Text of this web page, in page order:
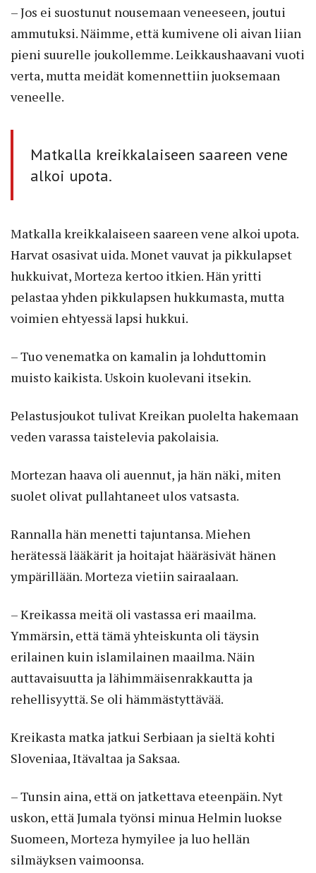
– Jos ei suostunut nousemaan veneeseen, joutui
ammutuksi. Näimme, että kumivene oli aivan liian
pieni suurelle joukollemme. Leikkaushaavani vuoti
verta, mutta meidät komennettiin juoksemaan
veneelle.
Matkalla kreikkalaiseen saareen vene
alkoi upota.
Matkalla kreikkalaiseen saareen vene alkoi upota.
Harvat osasivat uida. Monet vauvat ja pikkulapset
hukkuivat, Morteza kertoo itkien. Hän yritti
pelastaa yhden pikkulapsen hukkumasta, mutta
voimien ehtyessä lapsi hukkui.
– Tuo venematka on kamalin ja lohduttomin
muisto kaikista. Uskoin kuolevani itsekin.
Pelastusjoukot tulivat Kreikan puolelta hakemaan
veden varassa taistelevia pakolaisia.
Mortezan haava oli auennut, ja hän näki, miten
suolet olivat pullahtaneet ulos vatsasta.
Rannalla hän menetti tajuntansa. Miehen
herätessä lääkärit ja hoitajat hääräsivät hänen
ympärillään. Morteza vietiin sairaalaan.
– Kreikassa meitä oli vastassa eri maailma.
Ymmärsin, että tämä yhteiskunta oli täysin
erilainen kuin islamilainen maailma. Näin
auttavaisuutta ja lähimmäisenrakkautta ja
rehellisyyttä. Se oli hämmästyttävää.
Kreikasta matka jatkui Serbiaan ja sieltä kohti
Sloveniaa, Itävaltaa ja Saksaa.
– Tunsin aina, että on jatkettava eteenpäin. Nyt
uskon, että Jumala työnsi minua Helmin luokse
Suomeen, Morteza hymyilee ja luo hellän
silmäyksen vaimoonsa.